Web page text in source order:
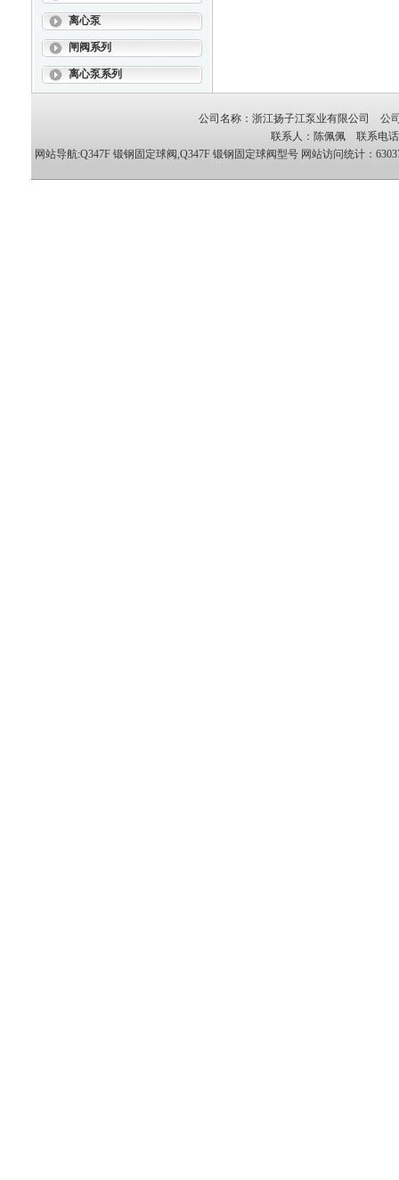
离心泵
闸阀系列
离心泵系列
公司名称：浙江扬子江泵业有限公司 公
联系人：陈佩佩 联系电
网站导航:Q347F 锻钢固定球阀,Q347F 锻钢固定球阀型号 网站访问统计：